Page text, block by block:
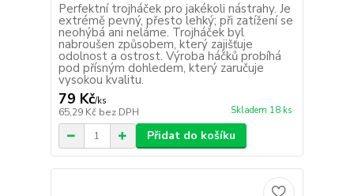
Perfektní trojháček pro jakékoli nástrahy. Je
extrémě pevný, přesto lehký; při zatížení se
neohýbá ani neláme. Trojháček byl
nabroušen způsobem, který zajišťuje
odolnost a ostrost. Výroba háčků probíhá
pod přísným dohledem, který zaručuje
vysokou kvalitu.
79 Kč/ks
65,29 Kč bez DPH Skladem 18 ks
Přidat do košíku